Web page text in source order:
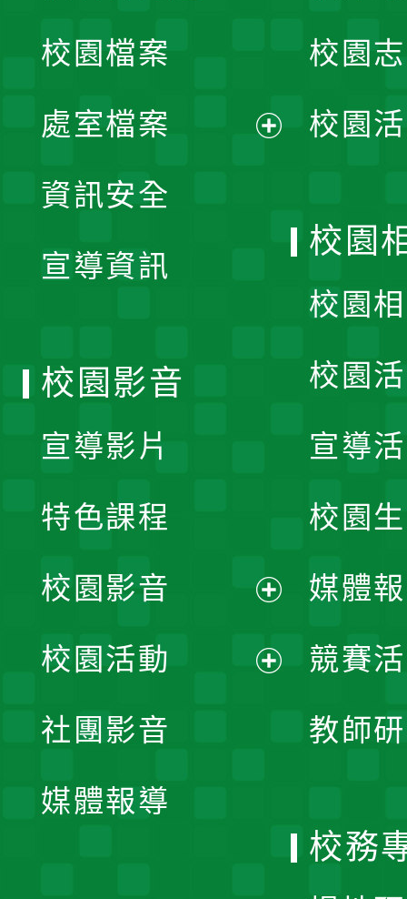
單
校園檔案
處室檔案
資訊安全
宣導資訊
校園
校園
校園
校園
校園
宣導
校園
媒體
競賽
教師
校園影音
宣導影片
特色課程
校園影音
開
校園活動
社團影音
媒體報導
校務